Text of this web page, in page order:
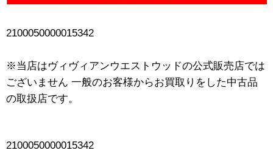
2100050000015342
※当店はヴィヴィアンウエストウッドの公式販売店では
ございません 一般のお客様からお買取りをした中古品
の取扱店です。
2100050000015342